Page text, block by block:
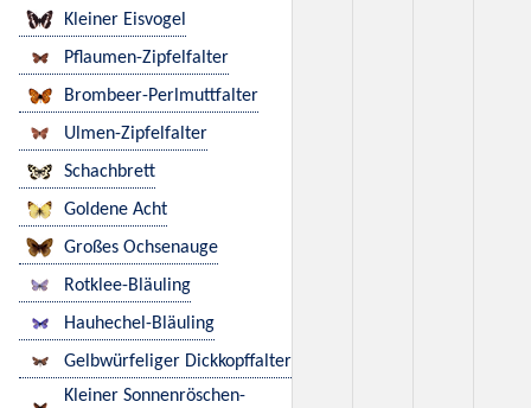
Kleiner Eisvogel
Pflaumen-Zipfelfalter
Brombeer-Perlmuttfalter
Ulmen-Zipfelfalter
Schachbrett
Goldene Acht
Großes Ochsenauge
Rotklee-Bläuling
Hauhechel-Bläuling
Gelbwürfeliger Dickkopffalter
Kleiner Sonnenröschen-